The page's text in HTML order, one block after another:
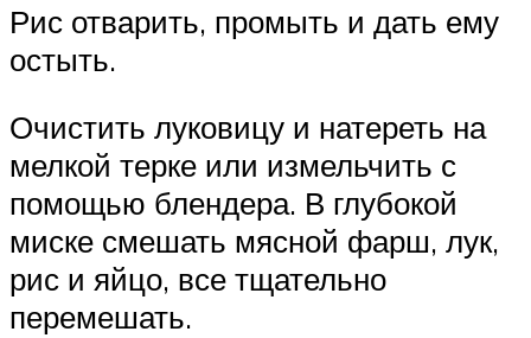
Рис отварить, промыть и дать ему
остыть.
Очистить луковицу и натереть на
мелкой терке или измельчить с
помощью блендера. В глубокой
миске смешать мясной фарш, лук,
рис и яйцо, все тщательно
перемешать.